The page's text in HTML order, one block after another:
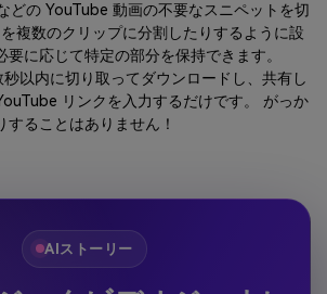
どの YouTube 動画の不要なスニペットを切
複数のクリップに分割したりするように設
要に応じて特定の部分を保持できます。
以内に切り取ってダウンロードし、共有し
リンクを入力するだけです。 がっか
することはありません！
AIストーリー